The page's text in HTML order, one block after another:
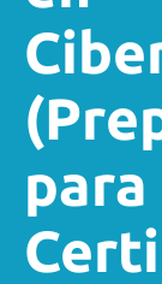
para